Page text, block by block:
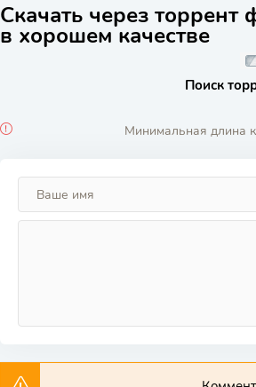
Скачать через
в хорошем качестве
Поиск
Минимальная длина